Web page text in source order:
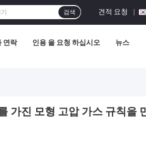
견적 요청 |
검색
연락 인용 을 요청 하십시오 뉴스
가진 모형 고압 가스 규칙을